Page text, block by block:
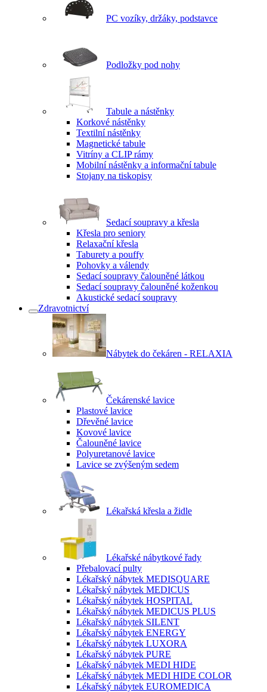
PC vozíky, držáky, podstavce
Podložky pod nohy
Tabule a nástěnky
Korkové nástěnky
Textilní nástěnky
Magnetické tabule
Vitríny a CLIP rámy
Mobilní nástěnky a informační tabule
Stojany na tiskopisy
Sedací soupravy a křesla
Křesla pro seniory
Relaxační křesla
Taburety a pouffy
Pohovky a válendy
Sedací soupravy čalouněné látkou
Sedací soupravy čalouněné koženkou
Akustické sedací soupravy
Zdravotnictví
Nábytek do čekáren - RELAXIA
Čekárenské lavice
Plastové lavice
Dřevěné lavice
Kovové lavice
Čalouněné lavice
Polyuretanové lavice
Lavice se zvýšeným sedem
Lékařská křesla a židle
Lékařské nábytkové řady
Přebalovací pulty
Lékařský nábytek MEDISQUARE
Lékařský nábytek MEDICUS
Lékařský nábytek HOSPITAL
Lékařský nábytek MEDICUS PLUS
Lékařský nábytek SILENT
Lékařský nábytek ENERGY
Lékařský nábytek LUXORA
Lékařský nábytek PURE
Lékařský nábytek MEDI HIDE
Lékařský nábytek MEDI HIDE COLOR
Lékařský nábytek EUROMEDICA